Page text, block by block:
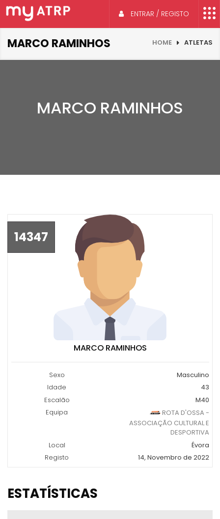
ENTRAR / REGISTO
MARCO RAMINHOS HOME ATLETAS
MARCO RAMINHOS
14347
MARCO RAMINHOS
Sexo
Masculino
Idade
43
Escalão
M40
Equipa
ROTA D'OSSA -
ASSOCIAÇÃO CULTURAL E
DESPORTIVA
Local
Évora
Registo
14, Novembro de 2022
ESTATÍSTICAS